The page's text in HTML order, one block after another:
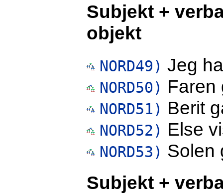
Subjekt +
objekt
NORD49) Jeg
NORD50) Faren
NORD51) Berit
NORD52) Else
NORD53) Solen
Subjekt +